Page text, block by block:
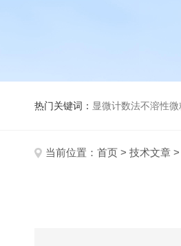
热门关键词： 显微计数法不溶性微粒仪，超
当前位置： 首页 > 技术文章